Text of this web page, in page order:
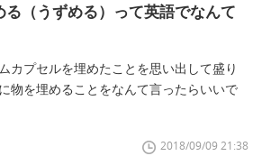
る（うずめる）って英語でなんて
カプセルを埋めたことを思い出して盛り
物を埋めることをなんて言ったらいいで
2018/09/09 21:38